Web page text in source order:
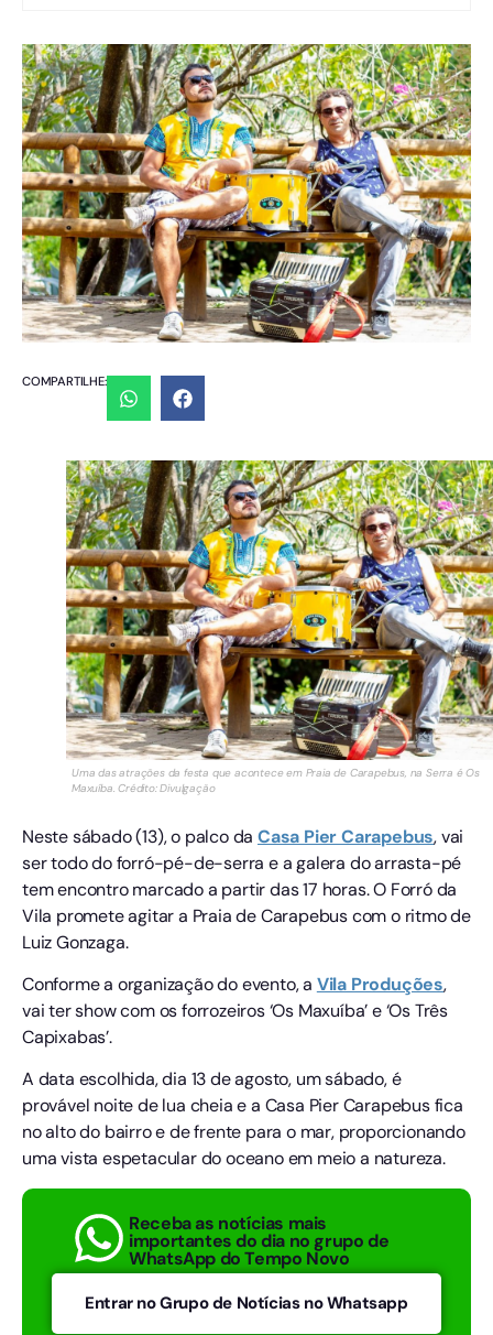
COMPARTILHE:
Uma das atrações da festa que acontece em Praia de Carapebus, na Serra é Os
Maxuíba. Crédito: Divulgação
Neste sábado (13), o palco da Casa Pier Carapebus, vai
ser todo do forró-pé-de-serra e a galera do arrasta-pé
tem encontro marcado a partir das 17 horas. O Forró da
Vila promete agitar a Praia de Carapebus com o ritmo de
Luiz Gonzaga.
Conforme a organização do evento, a Vila Produções,
vai ter show com os forrozeiros ‘Os Maxuíba’ e ‘Os Três
Capixabas’.
A data escolhida, dia 13 de agosto, um sábado, é
provável noite de lua cheia e a Casa Pier Carapebus fica
no alto do bairro e de frente para o mar, proporcionando
uma vista espetacular do oceano em meio a natureza.
Receba as notícias mais
importantes do dia no grupo de
WhatsApp do Tempo Novo
Entrar no Grupo de Notícias no Whatsapp